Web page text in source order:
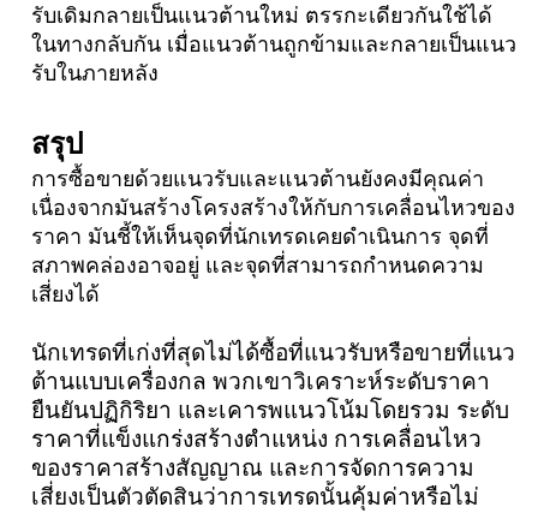
รับเดิมกลายเป็นแนวต้านใหม่ ตรรกะเดียวกันใช้ได้
ในทางกลับกัน เมื่อแนวต้านถูกข้ามและกลายเป็นแนว
รับในภายหลัง
สรุป
การซื้อขายด้วยแนวรับและแนวต้านยังคงมีคุณค่า
เนื่องจากมันสร้างโครงสร้างให้กับการเคลื่อนไหวของ
ราคา มันชี้ให้เห็นจุดที่นักเทรดเคยดำเนินการ จุดที่
สภาพคล่องอาจอยู่ และจุดที่สามารถกำหนดความ
เสี่ยงได้
นักเทรดที่เก่งที่สุดไม่ได้ซื้อที่แนวรับหรือขายที่แนว
ต้านแบบเครื่องกล พวกเขาวิเคราะห์ระดับราคา
ยืนยันปฏิกิริยา และเคารพแนวโน้มโดยรวม ระดับ
ราคาที่แข็งแกร่งสร้างตำแหน่ง การเคลื่อนไหว
ของราคาสร้างสัญญาณ และการจัดการความ
เสี่ยงเป็นตัวตัดสินว่าการเทรดนั้นคุ้มค่าหรือไม่